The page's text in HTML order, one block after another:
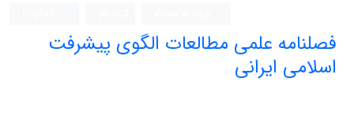
فصلنامه علمی مطالعات الگوی پیشرفت
اسلامی ایرانی